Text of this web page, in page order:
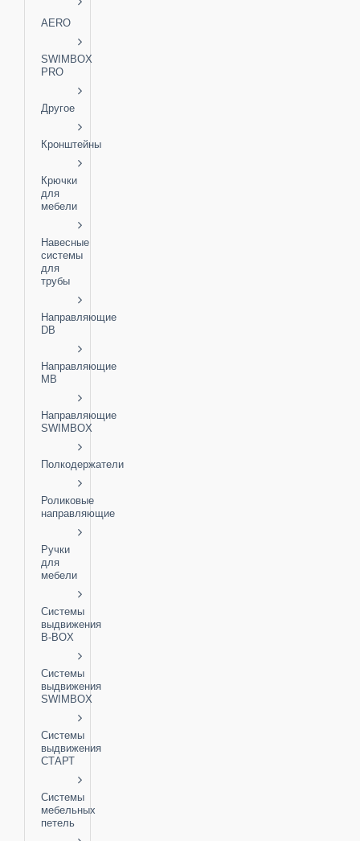
AERO
SWIMBOX
PRO
Другое
Кронштейны
Крючки
для
мебели
Навесные
системы
для
трубы
Направляющие
DB
Направляющие
MB
Направляющие
SWIMBOX
Полкодержатели
Роликовые
направляющие
Ручки
для
мебели
Системы
выдвижения
B-BOX
Системы
выдвижения
SWIMBOX
Системы
выдвижения
СТАРТ
Системы
мебельных
петель